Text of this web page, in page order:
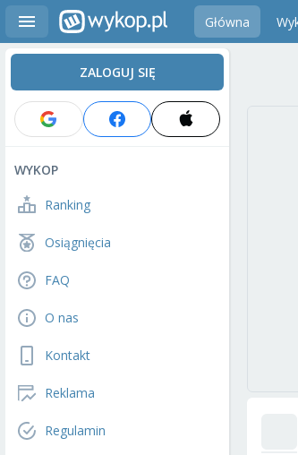
Główna
ZALOGUJ SIĘ
WYKOP
Ranking
Osiągnięcia
FAQ
O nas
Kontakt
Reklama
Regulamin